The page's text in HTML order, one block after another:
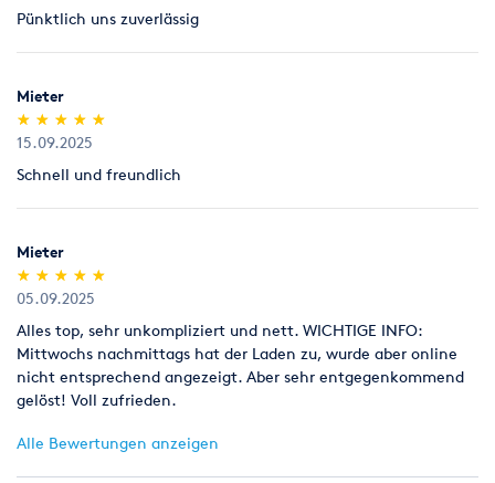
Pünktlich uns zuverlässig
Mieter
(*)
★
★
(*) ★
★
(*) ★
★
(*) ★
★
(*) ★
★
15.09.2025
Schnell und freundlich
Mieter
(*)
★
★
(*) ★
★
(*) ★
★
(*) ★
★
(*) ★
★
05.09.2025
Alles top, sehr unkompliziert und nett. WICHTIGE INFO:
Mittwochs nachmittags hat der Laden zu, wurde aber online
nicht entsprechend angezeigt. Aber sehr entgegenkommend
gelöst! Voll zufrieden.
Alle Bewertungen anzeigen